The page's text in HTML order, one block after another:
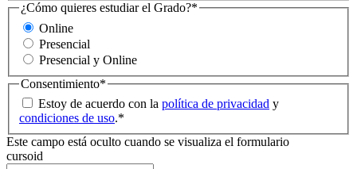
¿Cómo quieres estudiar el Grado?*
Online
Presencial
Presencial y Online
Consentimiento*
Estoy de acuerdo con la política de privacidad y
condiciones de uso.*
Este campo está oculto cuando se visualiza el formulario
cursoid